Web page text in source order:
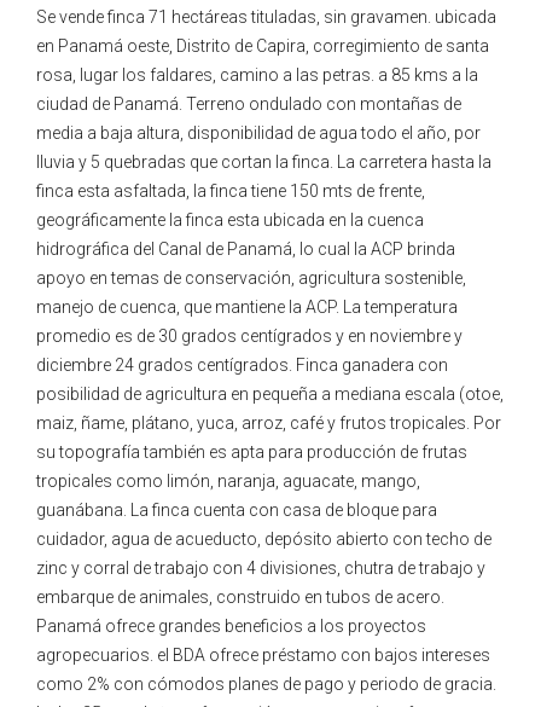
Se vende finca 71 hectáreas tituladas, sin gravamen. ubicada
en Panamá oeste, Distrito de Capira, corregimiento de santa
rosa, lugar los faldares, camino a las petras. a 85 kms a la
ciudad de Panamá. Terreno ondulado con montañas de
media a baja altura, disponibilidad de agua todo el año, por
lluvia y 5 quebradas que cortan la finca. La carretera hasta la
finca esta asfaltada, la finca tiene 150 mts de frente,
geográficamente la finca esta ubicada en la cuenca
hidrográfica del Canal de Panamá, lo cual la ACP brinda
apoyo en temas de conservación, agricultura sostenible,
manejo de cuenca, que mantiene la ACP. La temperatura
promedio es de 30 grados centígrados y en noviembre y
diciembre 24 grados centígrados. Finca ganadera con
posibilidad de agricultura en pequeña a mediana escala (otoe,
maiz, ñame, plátano, yuca, arroz, café y frutos tropicales. Por
su topografía también es apta para producción de frutas
tropicales como limón, naranja, aguacate, mango,
guanábana. La finca cuenta con casa de bloque para
cuidador, agua de acueducto, depósito abierto con techo de
zinc y corral de trabajo con 4 divisiones, chutra de trabajo y
embarque de animales, construido en tubos de acero.
Panamá ofrece grandes beneficios a los proyectos
agropecuarios. el BDA ofrece préstamo con bajos intereses
como 2% con cómodos planes de pago y periodo de gracia.